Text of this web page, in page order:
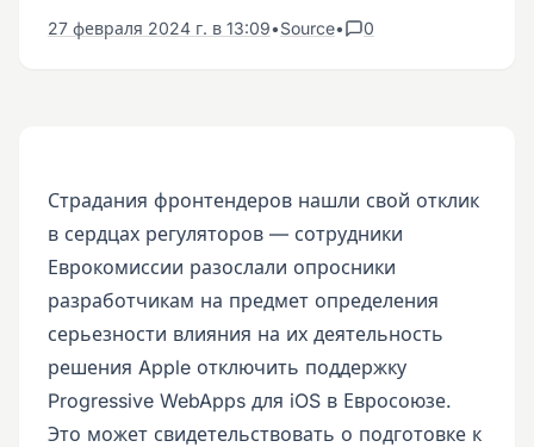
27 февраля 2024 г. в 13:09•Source• 0
Страдания фронтендеров нашли свой отклик
в сердцах регуляторов — сотрудники
Еврокомиссии разослали опросники
разработчикам на предмет определения
серьезности влияния на их деятельность
решения Apple отключить поддержку
Progressive WebApps для iOS в Евросоюзе.
Это может свидетельствовать о подготовке к